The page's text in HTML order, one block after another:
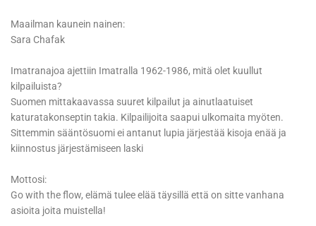
Maailman kaunein nainen:
Sara Chafak
Imatranajoa ajettiin Imatralla 1962-1986, mitä olet kuullut
kilpailuista?
Suomen mittakaavassa suuret kilpailut ja ainutlaatuiset
katuratakonseptin takia. Kilpailijoita saapui ulkomaita myöten.
Sittemmin sääntösuomi ei antanut lupia järjestää kisoja enää ja
kiinnostus järjestämiseen laski
Mottosi:
Go with the flow, elämä tulee elää täysillä että on sitte vanhana
asioita joita muistella!